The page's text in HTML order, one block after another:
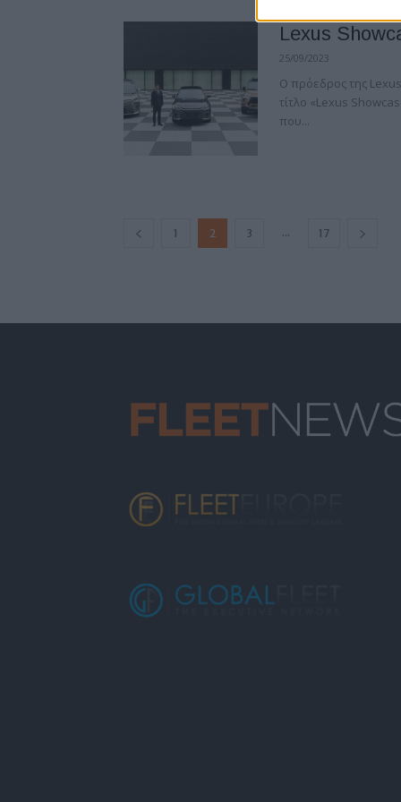
Lexus
25/09/2023
Ο πρόεδρος της
τίτλο «Lexus
που...
1 2 3 ... 17